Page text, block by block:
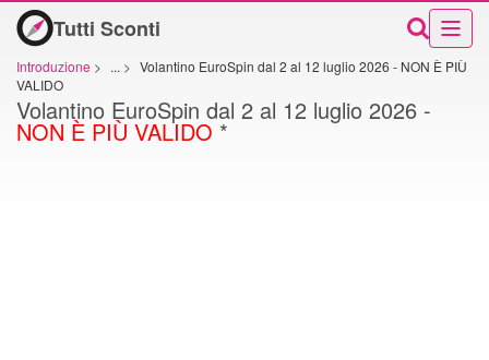
Tutti Sconti
Introduzione > ... > Volantino EuroSpin dal 2 al 12 luglio 2026 - NON È PIÙ
VALIDO
Volantino EuroSpin dal 2 al 12 luglio 2026 -
NON È PIÙ VALIDO *